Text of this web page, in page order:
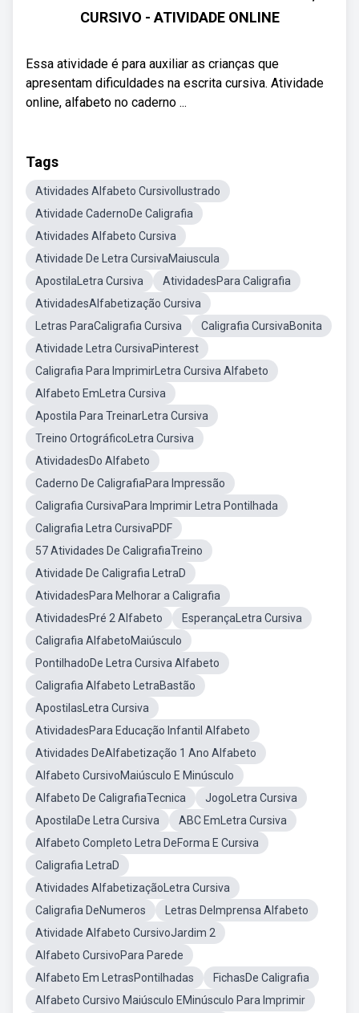
CURSIVO - ATIVIDADE ONLINE
Essa atividade é para auxiliar as crianças que
apresentam dificuldades na escrita cursiva. Atividade
online, alfabeto no caderno ...
Tags
Atividades Alfabeto CursivoIlustrado
Atividade CadernoDe Caligrafia
Atividades Alfabeto Cursiva
Atividade De Letra CursivaMaiuscula
ApostilaLetra Cursiva
AtividadesPara Caligrafia
AtividadesAlfabetização Cursiva
Letras ParaCaligrafia Cursiva
Caligrafia CursivaBonita
Atividade Letra CursivaPinterest
Caligrafia Para ImprimirLetra Cursiva Alfabeto
Alfabeto EmLetra Cursiva
Apostila Para TreinarLetra Cursiva
Treino OrtográficoLetra Cursiva
AtividadesDo Alfabeto
Caderno De CaligrafiaPara Impressão
Caligrafia CursivaPara Imprimir Letra Pontilhada
Caligrafia Letra CursivaPDF
57 Atividades De CaligrafiaTreino
Atividade De Caligrafia LetraD
AtividadesPara Melhorar a Caligrafia
AtividadesPré 2 Alfabeto
EsperançaLetra Cursiva
Caligrafia AlfabetoMaiúsculo
PontilhadoDe Letra Cursiva Alfabeto
Caligrafia Alfabeto LetraBastão
ApostilasLetra Cursiva
AtividadesPara Educação Infantil Alfabeto
Atividades DeAlfabetização 1 Ano Alfabeto
Alfabeto CursivoMaiúsculo E Minúsculo
Alfabeto De CaligrafiaTecnica
JogoLetra Cursiva
ApostilaDe Letra Cursiva
ABC EmLetra Cursiva
Alfabeto Completo Letra DeForma E Cursiva
Caligrafia LetraD
Atividades AlfabetizaçãoLetra Cursiva
Caligrafia DeNumeros
Letras DeImprensa Alfabeto
Atividade Alfabeto CursivoJardim 2
Alfabeto CursivoPara Parede
Alfabeto Em LetrasPontilhadas
FichasDe Caligrafia
Alfabeto Cursivo Maiúsculo EMinúsculo Para Imprimir